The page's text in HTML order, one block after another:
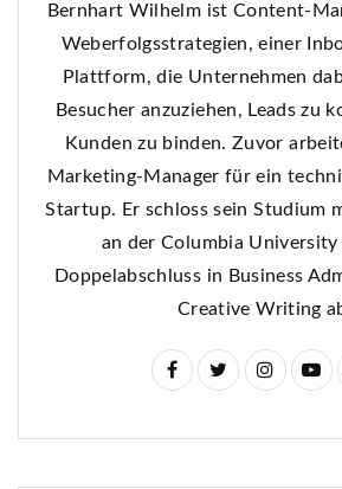
Bernhart Wilhelm ist Content-
Weberfolgsstrategien, einer
Plattform, die Unternehmen
Besucher anzuziehen, Leads zu
Kunden zu binden. Zuvor
Marketing-Manager für ein
Startup. Er schloss sein Studium
an der Columbia
Doppelabschluss in Business
Creative Writing